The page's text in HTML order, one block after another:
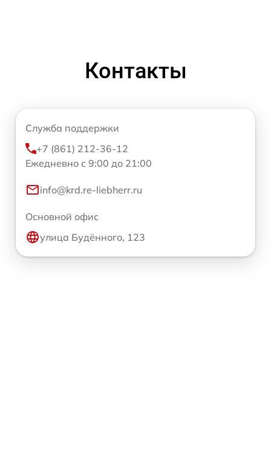
Контакты
Служба поддержки
+7 (861) 212-36-12
Ежедневно с 9:00 до 21:00
info@krd.re-liebherr.ru
Основной офис
улица Будённого, 123